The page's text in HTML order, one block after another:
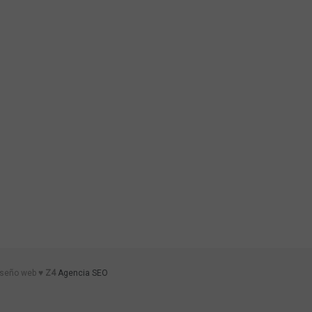
web ♥ Z4 Agencia SEO